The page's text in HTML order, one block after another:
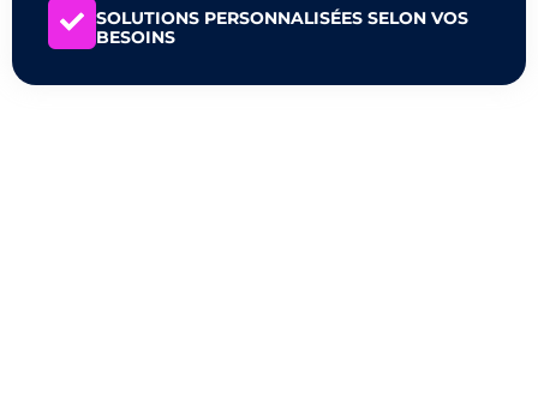
SOLUTIONS PERSONNALISÉES SELON VOS
BESOINS